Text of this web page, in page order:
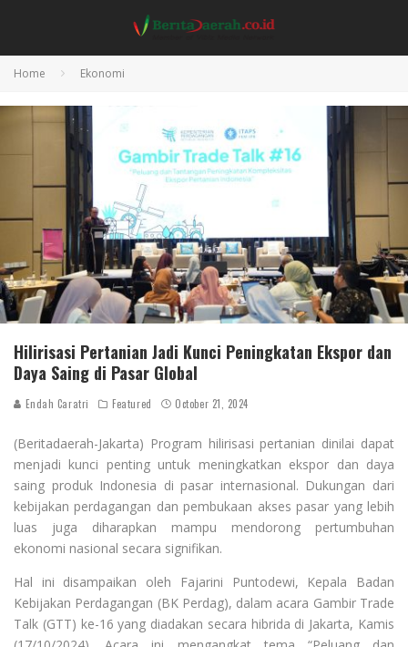
Home Ekonomi
Hilirisasi Pertanian Jadi Kunci Peningkatan Ekspor dan
Daya Saing di Pasar Global
Endah Caratri Featured October 21, 2024
(Beritadaerah-Jakarta) Program hilirisasi pertanian dinilai dapat
menjadi kunci penting untuk meningkatkan ekspor dan daya
saing produk Indonesia di pasar internasional. Dukungan dari
kebijakan perdagangan dan pembukaan akses pasar yang lebih
luas juga diharapkan mampu mendorong pertumbuhan
ekonomi nasional secara signifikan.
Hal ini disampaikan oleh Fajarini Puntodewi, Kepala Badan
Kebijakan Perdagangan (BK Perdag), dalam acara Gambir Trade
Talk (GTT) ke-16 yang diadakan secara hibrida di Jakarta, Kamis